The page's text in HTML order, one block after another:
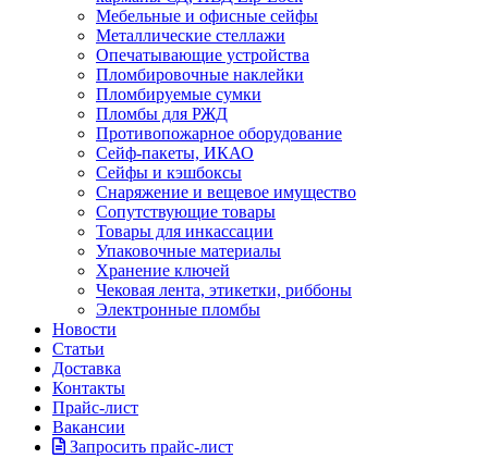
Мебельные и офисные сейфы
Металлические стеллажи
Опечатывающие устройства
Пломбировочные наклейки
Пломбируемые сумки
Пломбы для РЖД
Противопожарное оборудование
Сейф-пакеты, ИКАО
Сейфы и кэшбоксы
Снаряжение и вещевое имущество
Сопутствующие товары
Товары для инкассации
Упаковочные материалы
Хранение ключей
Чековая лента, этикетки, риббоны
Электронные пломбы
Новости
Статьи
Доставка
Контакты
Прайс-лист
Вакансии
Запросить прайс-лист